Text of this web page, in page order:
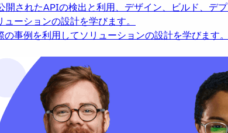
開されたAPIの検出と利用、デザイン、ビルド、デプ
ーションの設計を学びます。
事例を利用してソリューションの設計を学びます。